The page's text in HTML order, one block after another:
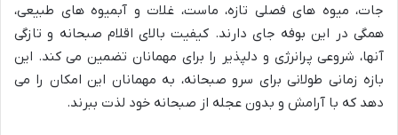
جات، میوه های فصلی تازه، ماست، غلات و آبمیوه های طبیعی،
همگی در این بوفه جای دارند. کیفیت بالای اقلام صبحانه و تازگی
آنها، شروعی پرانرژی و دلپذیر را برای مهمانان تضمین می کند. این
بازه زمانی طولانی برای سرو صبحانه، به مهمانان این امکان را می
دهد که با آرامش و بدون عجله از صبحانه خود لذت ببرند.